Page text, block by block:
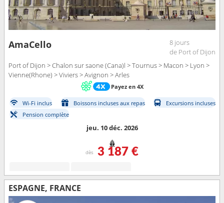
AmaCello
8 jours
de Port of Dijon
Port of Dijon > Chalon sur saone (Cana)l > Tournus > Macon > Lyon >
Vienne(Rhone) > Viviers > Avignon > Arles
Payez en 4X
Wi-Fi inclus Boissons incluses aux repas
Excursions incluses
Pension complète
jeu. 10 déc. 2026
dès 3 187 €
ESPAGNE, FRANCE